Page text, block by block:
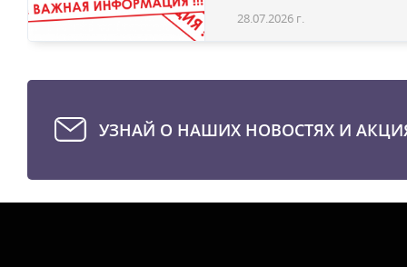
28.07.2026 г.
УЗНАЙ О НАШИХ НОВОСТЯХ И